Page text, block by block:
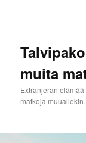
muita
Extranjeran
matkoja muuallekin…